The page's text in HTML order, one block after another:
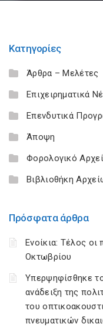
Κατηγορίες
Άρθρα – Μελέτες
Επιχειρηματικά
Επενδυτικά
Άποψη
Φορολογικό
Βιβλιοθήκη
Πρόσφατα άρθρα
Ενοίκια: Τέλος
Οκτωβρίου
Υπερψηφίσθηκε το
ανάδειξη της
του
πνευματικών